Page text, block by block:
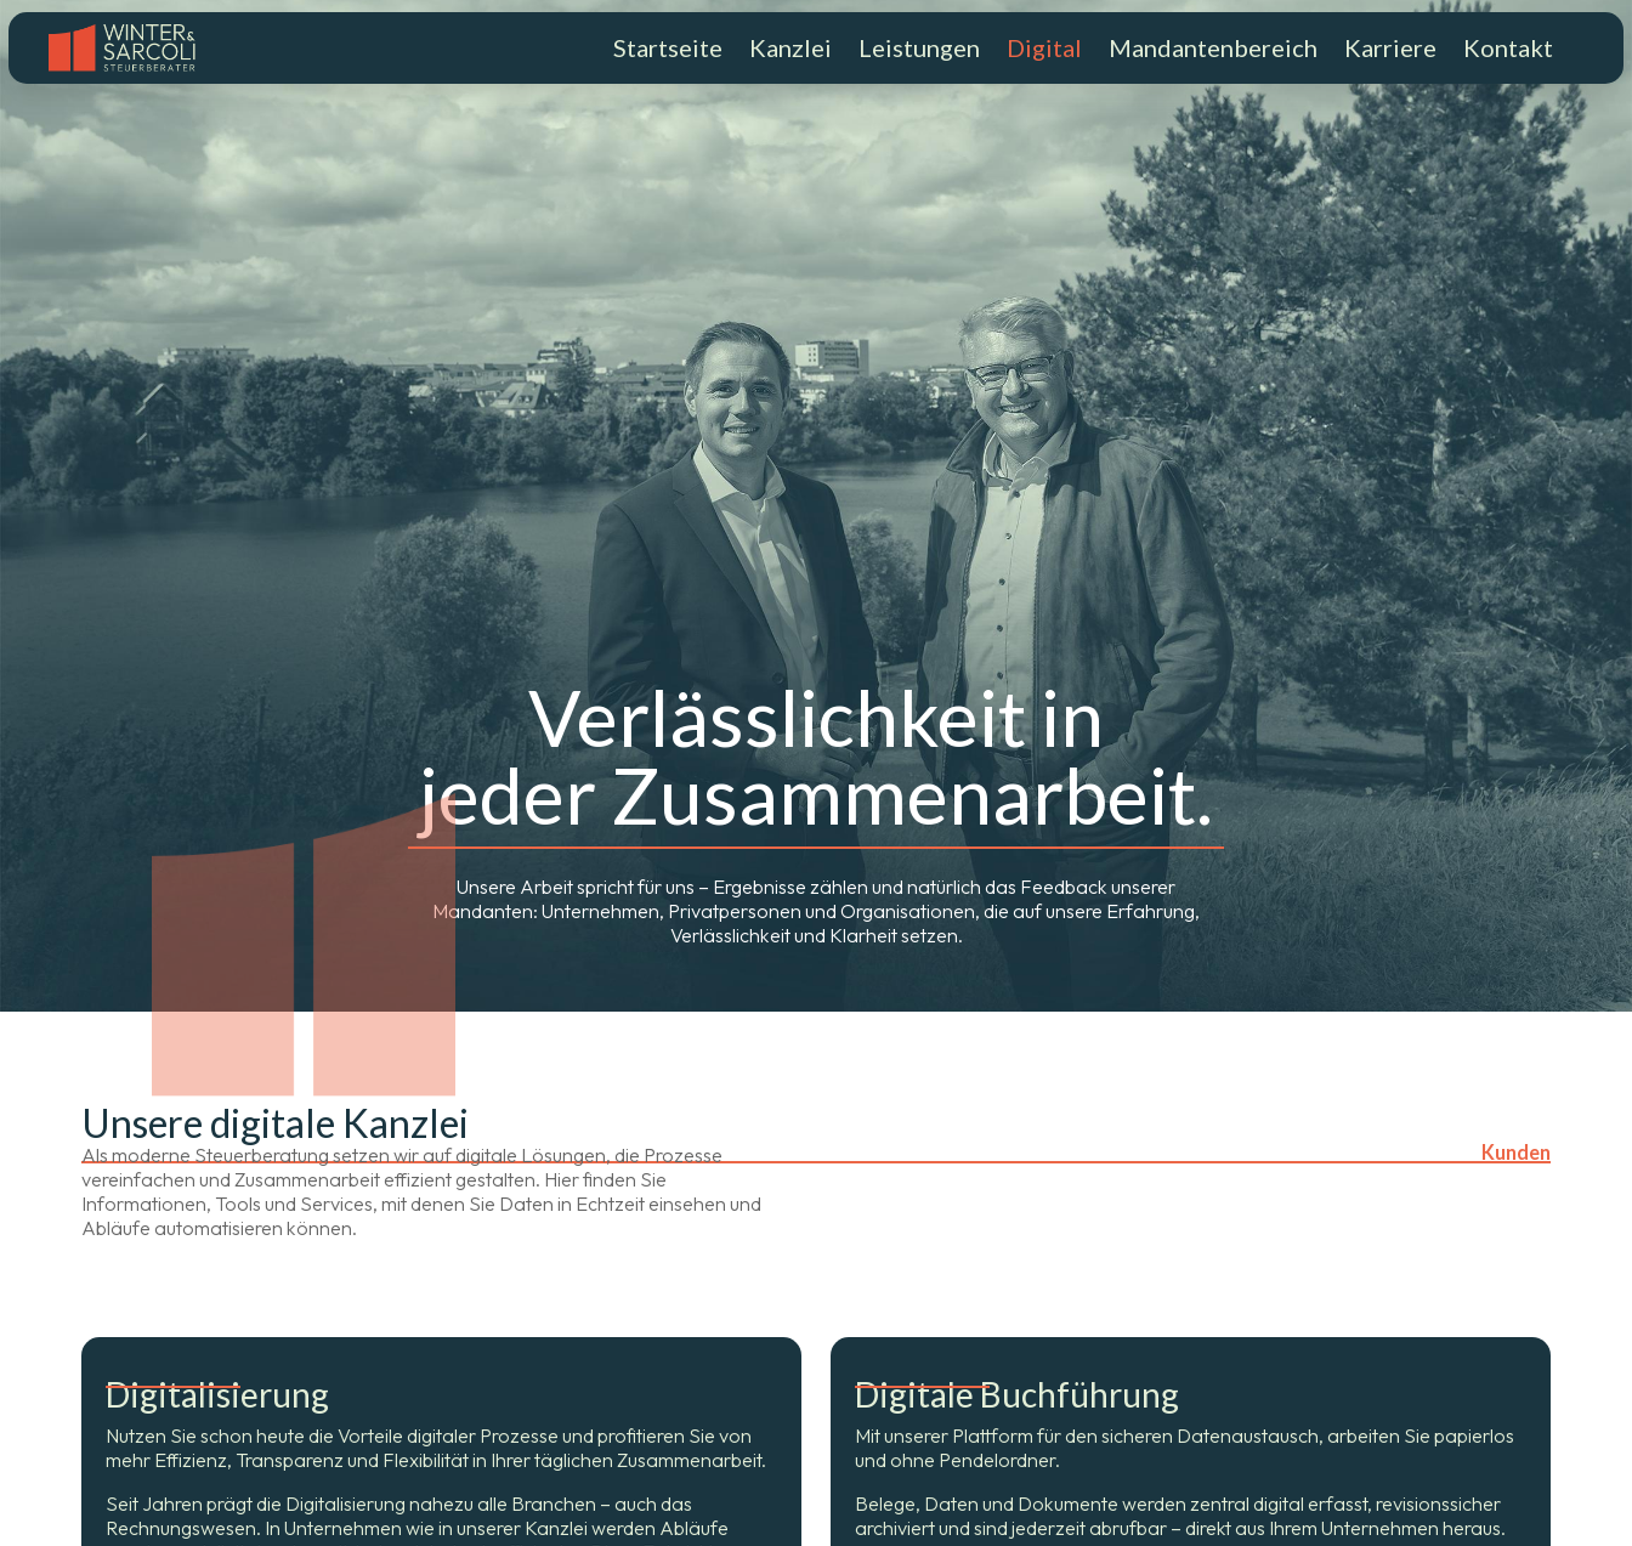
Startseite Kanzlei Leistungen Digital Mandantenbereich Karriere Kontakt
Startseite Kanzlei Leistungen Digital Mandantenbereich Karriere Kontakt
Verlässlichkeit in
jeder Zusammenarbeit.
Unsere Arbeit spricht für uns – Ergebnisse zählen und natürlich das Feedback unserer
Mandanten: Unternehmen, Privatpersonen und Organisationen, die auf unsere Erfahrung,
Verlässlichkeit und Klarheit setzen.
Kunden
Unsere digitale Kanzlei
Als moderne Steuerberatung setzen wir auf digitale Lösungen, die Prozesse
vereinfachen und Zusammenarbeit effizient gestalten. Hier finden Sie
Informationen, Tools und Services, mit denen Sie Daten in Echtzeit einsehen und
Abläufe automatisieren können.
Digitalisierung
Nutzen Sie schon heute die Vorteile digitaler Prozesse und profitieren Sie von
mehr Effizienz, Transparenz und Flexibilität in Ihrer täglichen Zusammenarbeit.
Seit Jahren prägt die Digitalisierung nahezu alle Branchen – auch das
Rechnungswesen. In Unternehmen wie in unserer Kanzlei werden Abläufe
Digitale Buchführung
Mit unserer Plattform für den sicheren Datenaustausch, arbeiten Sie papierlos
und ohne Pendelordner.
Belege, Daten und Dokumente werden zentral digital erfasst, revisionssicher
archiviert und sind jederzeit abrufbar – direkt aus Ihrem Unternehmen heraus.